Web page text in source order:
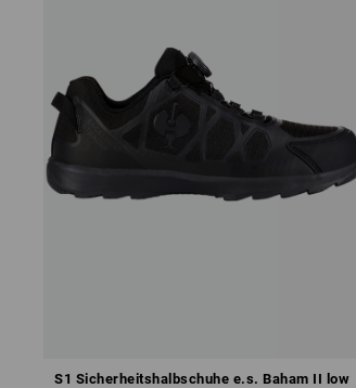
S1 Sicherheitshalbschuhe e.s. Baham II low